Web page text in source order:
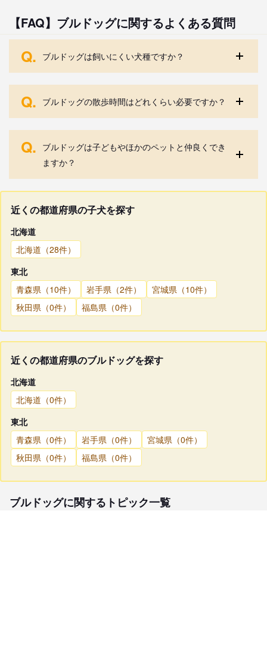
【FAQ】ブルドッグに関するよくある質問
Q. ブルドッグは飼いにくい犬種ですか？
Q. ブルドッグの散歩時間はどれくらい必要ですか？
Q. ブルドッグは子どもやほかのペットと仲良くでき
ますか？
近くの都道府県の子犬を探す
北海道
北海道（28件）
東北
青森県（10件）
岩手県（2件）
宮城県（10件）
秋田県（0件）
福島県（0件）
近くの都道府県のブルドッグを探す
北海道
北海道（0件）
東北
青森県（0件）
岩手県（0件）
宮城県（0件）
秋田県（0件）
福島県（0件）
ブルドッグに関するトピック一覧